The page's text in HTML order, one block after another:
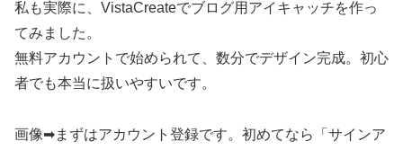
私も実際に、VistaCreateでブログ用アイキャッチを作っ
てみました。
無料アカウントで始められて、数分でデザイン完成。初心
者でも本当に扱いやすいです。
画像➡まずはアカウント登録です。初めてなら「サインア